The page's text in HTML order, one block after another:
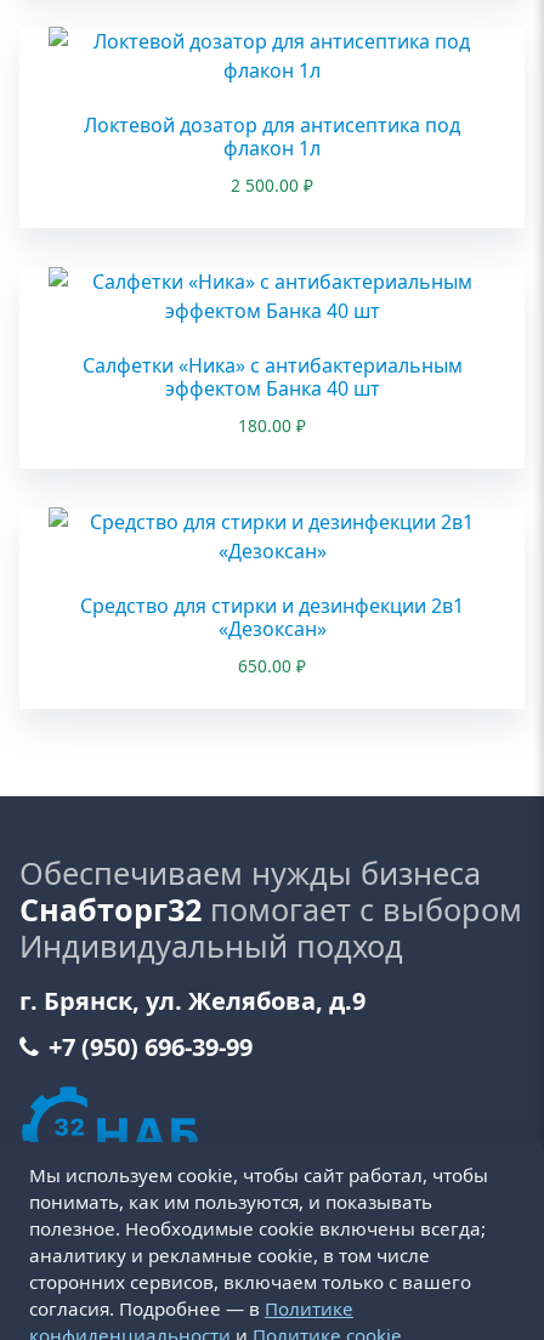
Локтевой дозатор для антисептика под
флакон 1л
2 500.00 ₽
Салфетки «Ника» с антибактериальным
эффектом Банка 40 шт
180.00 ₽
Средство для стирки и дезинфекции 2в1
«Дезоксан»
650.00 ₽
Обеспечиваем нужды бизнеса
Снабторг32 помогает с выбором
Индивидуальный подход
г. Брянск, ул. Желябова, д.9
+7 (950) 696-39-99
Пользовательское соглашение
Политика cookie
Политика конфиденциальности Оферта
Мы используем cookie, чтобы сайт работал, чтобы
понимать, как им пользуются, и показывать
полезное. Необходимые cookie включены всегда;
аналитику и рекламные cookie, в том числе
сторонних сервисов, включаем только с вашего
согласия. Подробнее — в Политике
конфиденциальности и Политике cookie